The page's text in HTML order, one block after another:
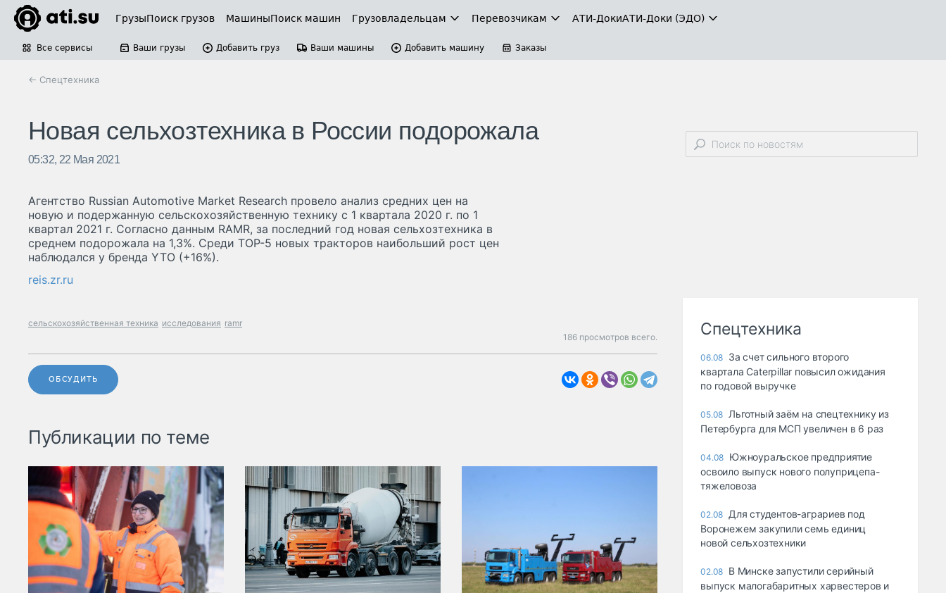
ГрузыПоиск грузов МашиныПоиск машин Грузовладельцам Перевозчикам АТИ-ДокиАТИ-Доки (ЭДО)
Все сервисы Ваши грузы Добавить груз Ваши машины Добавить машину Заказы
← Спецтехника
Новая сельхозтехника в России подорожала
05:32, 22 Мая 2021
Агентство Russian Automotive Market Research провело анализ средних цен на
новую и подержанную сельскохозяйственную технику с 1 квартала 2020 г. по 1
квартал 2021 г. Согласно данным RAMR, за последний год новая сельхозтехника в
среднем подорожала на 1,3%. Среди ТОР-5 новых тракторов наибольший рост цен
наблюдался у бренда YTO (+16%).
reis.zr.ru
сельскохозяйственная техника исследования ramr
186 просмотров всего.
ОБСУДИТЬ
Публикации по теме
Спецтехника
06.08 За счет сильного второго
квартала Caterpillar повысил ожидания
по годовой выручке
05.08 Льготный заём на спецтехнику из
Петербурга для МСП увеличен в 6 раз
04.08 Южноуральское предприятие
освоило выпуск нового полуприцепа-
тяжеловоза
02.08 Для студентов-аграриев под
Воронежем закупили семь единиц
новой сельхозтехники
02.08 В Минске запустили серийный
выпуск малогабаритных харвестеров и